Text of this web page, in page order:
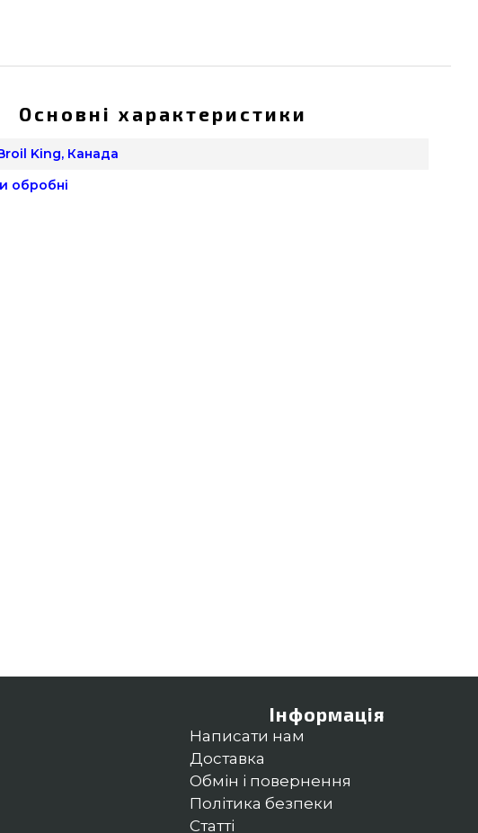
Основні характеристики
King, Канада
обробні
Інформація
Написати нам
Доставка
Обмін і повернення
Політика безпеки
Статті